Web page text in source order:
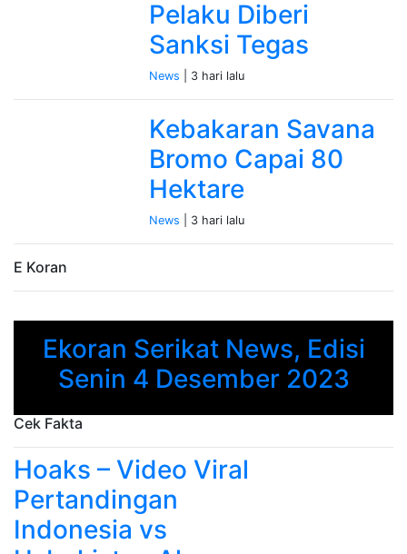
Pelaku Diberi
Sanksi Tegas
News | 3 hari lalu
Kebakaran Savana
Bromo Capai 80
Hektare
News | 3 hari lalu
E Koran
Ekoran Serikat News, Edisi
Senin 4 Desember 2023
Previous
Cek Fakta
Hoaks – Video Viral
Pertandingan
Indonesia vs